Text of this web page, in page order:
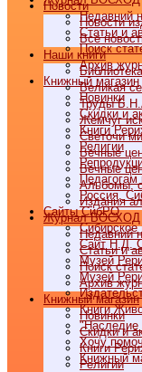
Недавний
Статьи и
Поиск
Архив
Книжный магазин
Новинки
Скидки и
Книги
Религии
Педагогам
Россия,
Cайты СибРО
Сайт Н.Д.
Музей
Музей
Книги
"Наследие
Хочу
Книжный
Новости
Новости
Все
Наши книги
Великая
Труды
Жемчуг
Светочи
Вечные
Вечные
Альбомы,
Издания
Журнал ВОСХОД
Недавний
Статьи и
Поиск
Архив
Книжный магазин
Новинки
Скидки и
Книги
Религии